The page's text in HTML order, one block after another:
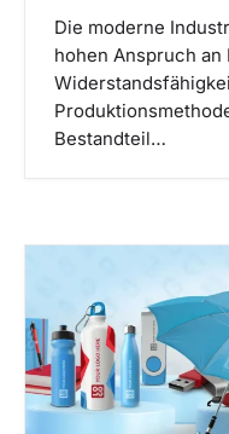
Die moderne
hohen Anspruch an
Bestandteil…